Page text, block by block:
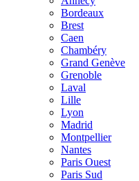
Bordeaux
Brest
Caen
Chambéry
Grand Genève
Grenoble
Laval
Lille
Lyon
Madrid
Montpellier
Nantes
Paris Ouest
Paris Sud